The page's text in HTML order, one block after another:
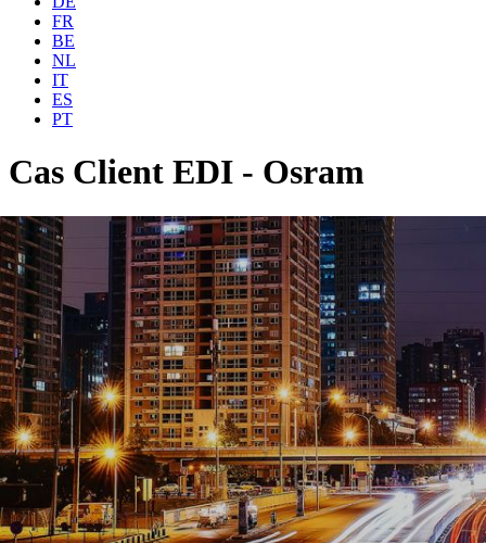
FR
BE
NL
IT
ES
PT
Cas Client EDI - Osram